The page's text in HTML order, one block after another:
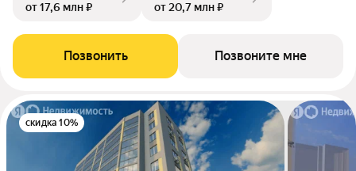
от 17,6 млн ₽
от 20,7 млн ₽
Позвонить Позвоните мне
скидка 10%